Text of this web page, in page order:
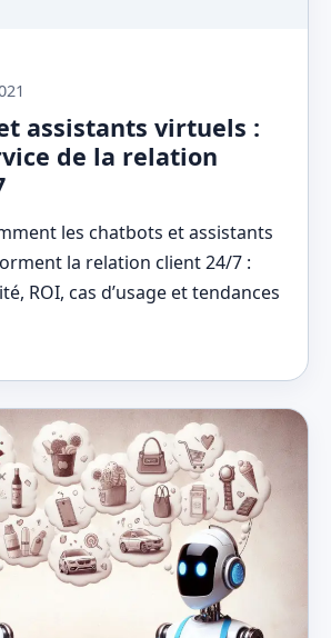
assistants virtuels :
de la relation
les chatbots et assistants
la relation client 24/7 :
ROI, cas d’usage et tendances